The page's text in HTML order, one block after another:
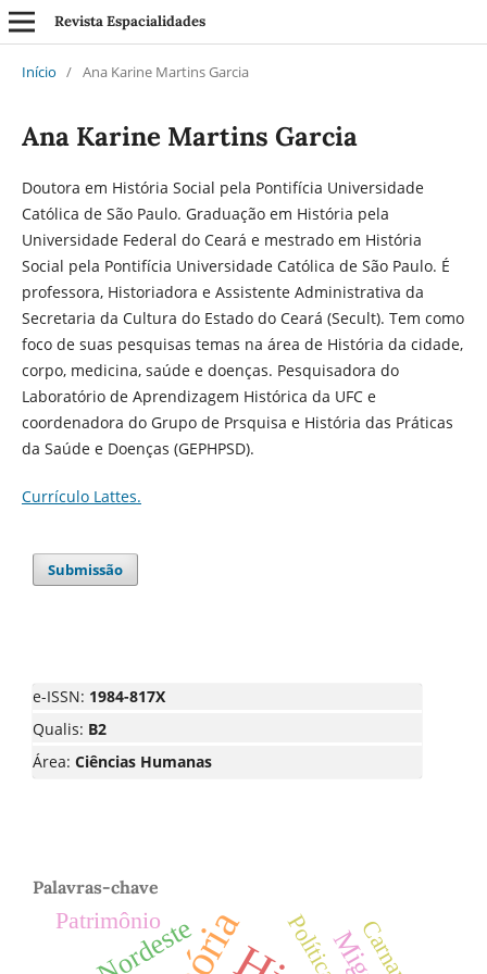
Revista Espacialidades
Início / Ana Karine Martins Garcia
Ana Karine Martins Garcia
Doutora em História Social pela Pontifícia Universidade
Católica de São Paulo. Graduação em História pela
Universidade Federal do Ceará e mestrado em História
Social pela Pontifícia Universidade Católica de São Paulo. É
professora, Historiadora e Assistente Administrativa da
Secretaria da Cultura do Estado do Ceará (Secult). Tem como
foco de suas pesquisas temas na área de História da cidade,
corpo, medicina, saúde e doenças. Pesquisadora do
Laboratório de Aprendizagem Histórica da UFC e
coordenadora do Grupo de Prsquisa e História das Práticas
da Saúde e Doenças (GEPHPSD).
Currículo Lattes.
Submissão
e-ISSN: 1984-817X
Qualis: B2
Área: Ciências Humanas
Palavras-chave
Nordeste Política
Patrimônio